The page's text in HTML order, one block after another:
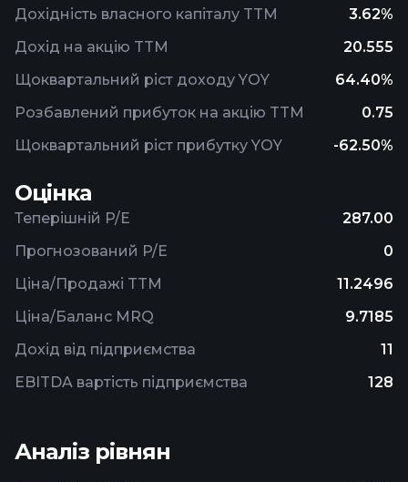
Дохідність власного капіталу TTM
3.62%
Дохід на акцію TTM
20.555
Щоквартальний ріст доходу YOY
64.40%
Розбавлений прибуток на акцію TTM
0.75
Щоквартальний ріст прибутку YOY
-62.50%
Оцінка
Теперішній P/E
287.00
Прогнозований P/E
0
Ціна/Продажі TTM
11.2496
Ціна/Баланс MRQ
9.7185
Дохід від підприємства
11
EBITDA вартість підприємства
128
Аналіз рівнян